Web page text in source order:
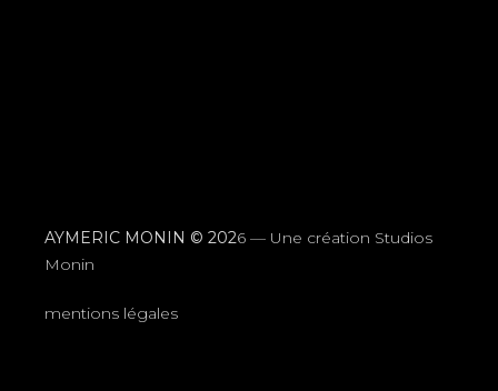
AYMERIC MONIN © 2026 — Une création Studios
Monin
mentions légales